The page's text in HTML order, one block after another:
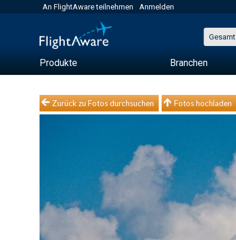
An FlightAware teilnehmen Anmelden
Gesamt
Produkte Branchen
Zurück zu Fotos durchsuchen Fotos hochladen